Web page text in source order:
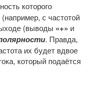
которого
с частотой
(выводы «+» и
. Правда,
их будет вдвое
который подаётся